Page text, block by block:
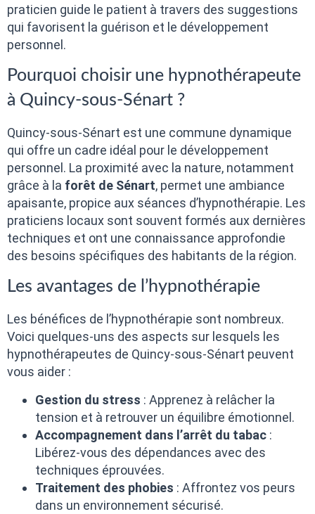
praticien guide le patient à travers des suggestions
qui favorisent la guérison et le développement
personnel.
Pourquoi choisir une hypnothérapeute
à Quincy-sous-Sénart ?
Quincy-sous-Sénart est une commune dynamique
qui offre un cadre idéal pour le développement
personnel. La proximité avec la nature, notamment
grâce à la forêt de Sénart, permet une ambiance
apaisante, propice aux séances d’hypnothérapie. Les
praticiens locaux sont souvent formés aux dernières
techniques et ont une connaissance approfondie
des besoins spécifiques des habitants de la région.
Les avantages de l’hypnothérapie
Les bénéfices de l’hypnothérapie sont nombreux.
Voici quelques-uns des aspects sur lesquels les
hypnothérapeutes de Quincy-sous-Sénart peuvent
vous aider :
Gestion du stress : Apprenez à relâcher la
tension et à retrouver un équilibre émotionnel.
Accompagnement dans l’arrêt du tabac :
Libérez-vous des dépendances avec des
techniques éprouvées.
Traitement des phobies : Affrontez vos peurs
dans un environnement sécurisé.